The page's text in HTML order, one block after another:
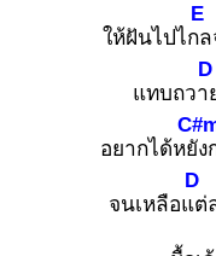
ให้ฝันไปไกล
E
แทบถวา
D
อยากได้หยัง
จนเหลือแต่
D